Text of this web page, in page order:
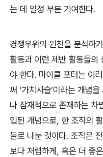
는 데 일정 부분 기여한다.
경쟁우위의 원천을 분석하
활동과 이런 제반 활동들의
야 한다. 마이클 포터는 이
써 ‘가치사슬’이라는 개념을
나 잠재적으로 존재하는 차
입된 개념으로, 한 조직의
들로 나눈 것이다. 조직은
보다 저렴하게 , 혹은 더 좋